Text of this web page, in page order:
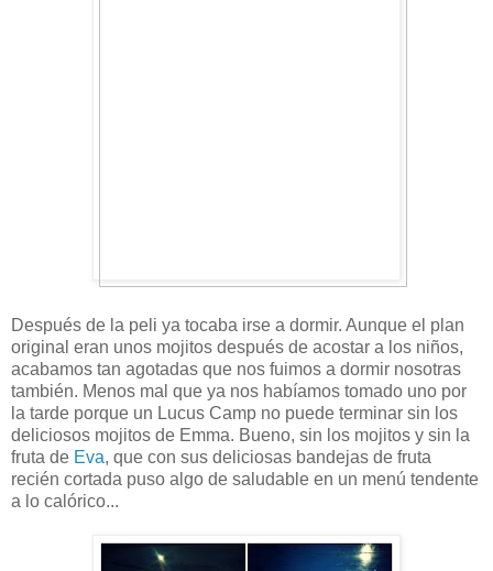
Después de la peli ya tocaba irse a dormir. Aunque el plan
original eran unos mojitos después de acostar a los niños,
acabamos tan agotadas que nos fuimos a dormir nosotras
también. Menos mal que ya nos habíamos tomado uno por
la tarde porque un Lucus Camp no puede terminar sin los
deliciosos mojitos de Emma. Bueno, sin los mojitos y sin la
fruta de Eva, que con sus deliciosas bandejas de fruta
recién cortada puso algo de saludable en un menú tendente
a lo calórico...